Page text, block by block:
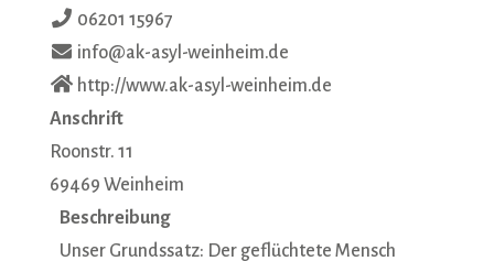
06201 15967
info@ak-asyl-weinheim.de
http://www.ak-asyl-weinheim.de
Anschrift
Roonstr. 11
69469 Weinheim
Beschreibung
Unser Grundssatz: Der geflüchtete Mensch